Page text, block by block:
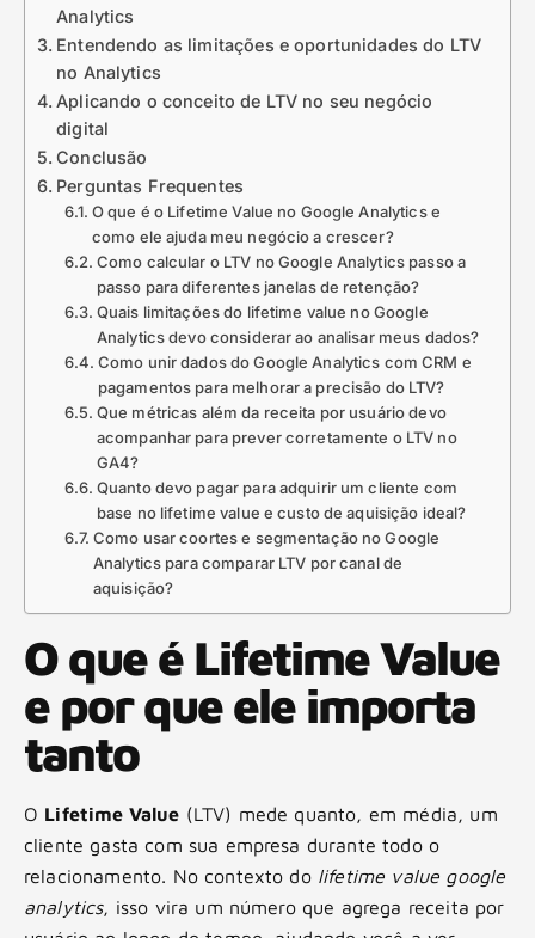
Analytics
Entendendo as limitações e oportunidades do LTV
no Analytics
Aplicando o conceito de LTV no seu negócio
digital
Conclusão
Perguntas Frequentes
O que é o Lifetime Value no Google Analytics e
como ele ajuda meu negócio a crescer?
Como calcular o LTV no Google Analytics passo a
passo para diferentes janelas de retenção?
Quais limitações do lifetime value no Google
Analytics devo considerar ao analisar meus dados?
Como unir dados do Google Analytics com CRM e
pagamentos para melhorar a precisão do LTV?
Que métricas além da receita por usuário devo
acompanhar para prever corretamente o LTV no
GA4?
Quanto devo pagar para adquirir um cliente com
base no lifetime value e custo de aquisição ideal?
Como usar coortes e segmentação no Google
Analytics para comparar LTV por canal de
aquisição?
O que é Lifetime Value
e por que ele importa
tanto
O Lifetime Value (LTV) mede quanto, em média, um
cliente gasta com sua empresa durante todo o
relacionamento. No contexto do lifetime value google
analytics, isso vira um número que agrega receita por